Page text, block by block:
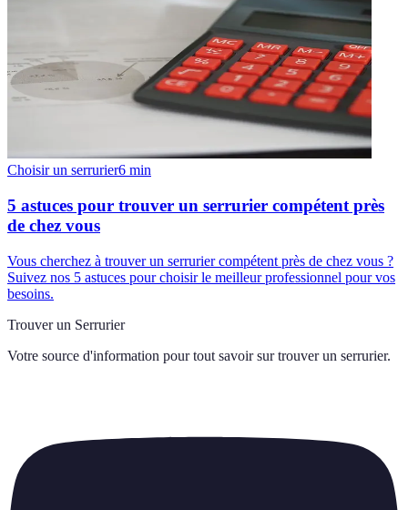
Choisir un serrurier6 min
5 astuces pour trouver un serrurier compétent près
de chez vous
Vous cherchez à trouver un serrurier compétent près de chez vous ?
Suivez nos 5 astuces pour choisir le meilleur professionnel pour vos
besoins.
Trouver un Serrurier
Votre source d'information pour tout savoir sur trouver un serrurier.